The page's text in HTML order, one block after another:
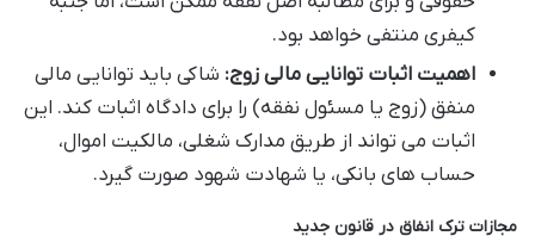
کیفری منتفی خواهد بود.
اهمیت اثبات توانایی مالی زوج: شاکی باید توانایی مالی
منفق (زوج یا مسئول نفقه) را برای دادگاه اثبات کند. این
اثبات می تواند از طریق مدارک شغلی، مالکیت اموال،
حساب های بانکی، یا شهادت شهود صورت گیرد.
مجازات ترک انفاق در قانون جدید